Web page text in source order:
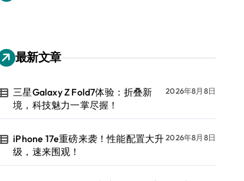
最新文章
三星Galaxy Z Fold7体验：折叠新
境，科技魅力一掌尽握！
2026年8月8日
iPhone 17e重磅来袭！性能配置大升
级，速来围观！
2026年8月8日